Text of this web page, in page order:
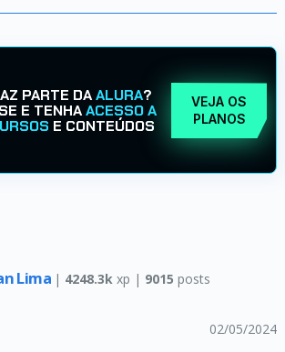
PARTE DAALURA?
E TENHAACESSO A
E CONTEÚDOS
VEJA OS
PLANOS
Lima | 4248.3k xp | 9015 posts
02/05/2024